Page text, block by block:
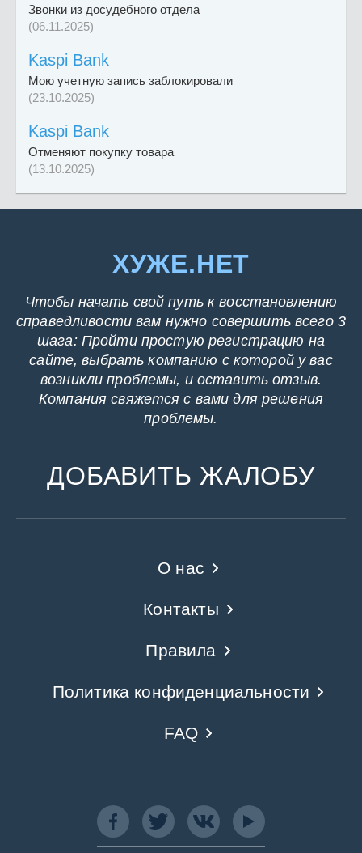
Звонки из досудебного отдела
(06.11.2025)
Kaspi Bank
Мою учетную запись заблокировали
(23.10.2025)
Kaspi Bank
Отменяют покупку товара
(13.10.2025)
ХУЖЕ.НЕТ
Чтобы начать свой путь к восстановлению
справедливости вам нужно совершить всего 3
шага: Пройти простую регистрацию на
сайте, выбрать компанию с которой у вас
возникли проблемы, и оставить отзыв.
Компания свяжется с вами для решения
проблемы.
ДОБАВИТЬ ЖАЛОБУ
О нас
Контакты
Правила
Политика конфиденциальности
FAQ